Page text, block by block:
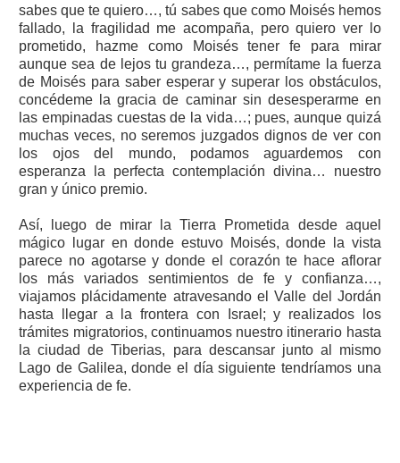
sabes que te quiero…, tú sabes que como Moisés hemos
fallado, la fragilidad me acompaña, pero quiero ver lo
prometido, hazme como Moisés tener fe para mirar
aunque sea de lejos tu grandeza…, permítame la fuerza
de Moisés para saber esperar y superar los obstáculos,
concédeme la gracia de caminar sin desesperarme en
las empinadas cuestas de la vida…; pues, aunque quizá
muchas veces, no seremos juzgados dignos de ver con
los ojos del mundo, podamos aguardemos con
esperanza la perfecta contemplación divina… nuestro
gran y único premio.
Así, luego de mirar la Tierra Prometida desde aquel
mágico lugar en donde estuvo Moisés, donde la vista
parece no agotarse y donde el corazón te hace aflorar
los más variados sentimientos de fe y confianza…,
viajamos plácidamente atravesando el Valle del Jordán
hasta llegar a la frontera con Israel; y realizados los
trámites migratorios, continuamos nuestro itinerario hasta
la ciudad de Tiberias, para descansar junto al mismo
Lago de Galilea, donde el día siguiente tendríamos una
experiencia de fe.